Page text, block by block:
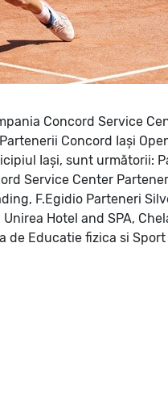
Concord Service
Partenerii Concord Iași
Iași, sunt următorii:
Service Center
F.Egidio Parteneri
Hotel and SPA,
de Educatie fizica si Sport